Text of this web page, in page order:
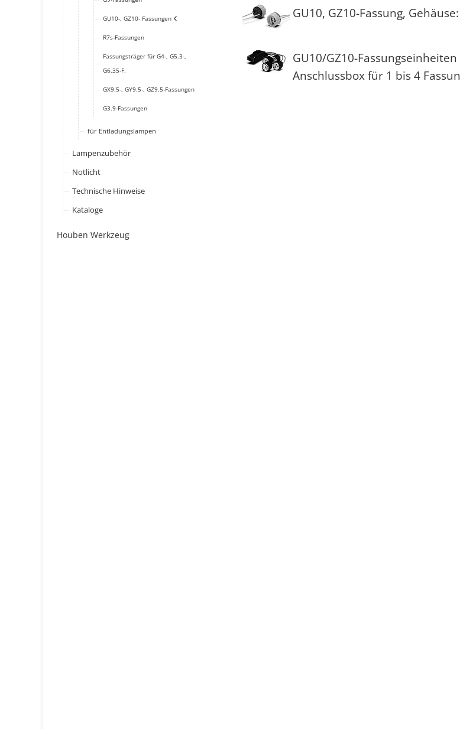
GU10-, GZ10- Fassungen
R7s-Fassungen
Fassungsträger für G4-, G5.3-,
G6.35-F.
GX9.5-, GY9.5-, GZ9.5-Fassungen
G3.9-Fassungen
für Entladungslampen
Lampenzubehör
Notlicht
Technische Hinweise
Kataloge
Houben Werkzeug
GU10, GZ10-Fassung,
GU10/GZ10-
Anschlussbox für 1 bis 4